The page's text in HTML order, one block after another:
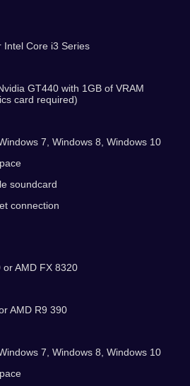
Intel Core i3 Series
GT440 with 1GB of VRAM
card required)
7, Windows 8, Windows 10
soundcard
connection
AMD FX 8320
AMD R9 390
7, Windows 8, Windows 10